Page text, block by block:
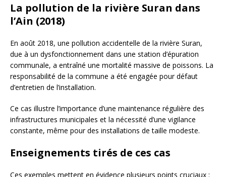
La pollution de la rivière Suran dans
l’Ain (2018)
En août 2018, une pollution accidentelle de la rivière Suran,
due à un dysfonctionnement dans une station d’épuration
communale, a entraîné une mortalité massive de poissons. La
responsabilité de la commune a été engagée pour défaut
d’entretien de l’installation.
Ce cas illustre l’importance d’une maintenance régulière des
infrastructures municipales et la nécessité d’une vigilance
constante, même pour des installations de taille modeste.
Enseignements tirés de ces cas
Ces exemples mettent en évidence plusieurs points cruciaux :